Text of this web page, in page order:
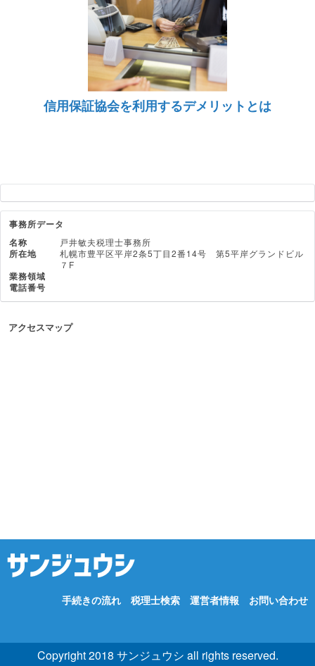
信用保証協会を利用するデメリットとは
事務所データ
名称
戸井敏夫税理士事務所
所在地
札幌市豊平区平岸2条5丁目2番14号 第5平岸グランドビル
７F
業務領域
電話番号
アクセスマップ
手続きの流れ 税理士検索 運営者情報 お問い合わせ
Copyright 2018 サンジュウシ all rights reserved.